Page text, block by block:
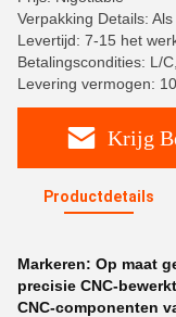
Verpakking Details:
Levertijd: 7-15 het
Betalingscondities: L/
Levering vermogen:
Krijg
Productdetails
Markeren: Op maat
precisie CNC-
CNC-componenten